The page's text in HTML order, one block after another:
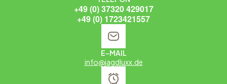
+49 (0) 37320 429017
+49 (0) 1723421557
E-MAIL
info@jagdluxx.de